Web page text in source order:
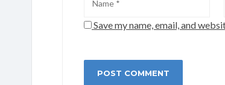
Save my name, email, and